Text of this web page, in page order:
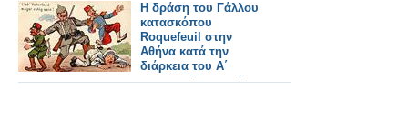
Η δράση του Γάλλου
κατασκόπου
Roquefeuil στην
Αθήνα κατά την
διάρκεια του Α΄
παγκοσμίου πολέμου